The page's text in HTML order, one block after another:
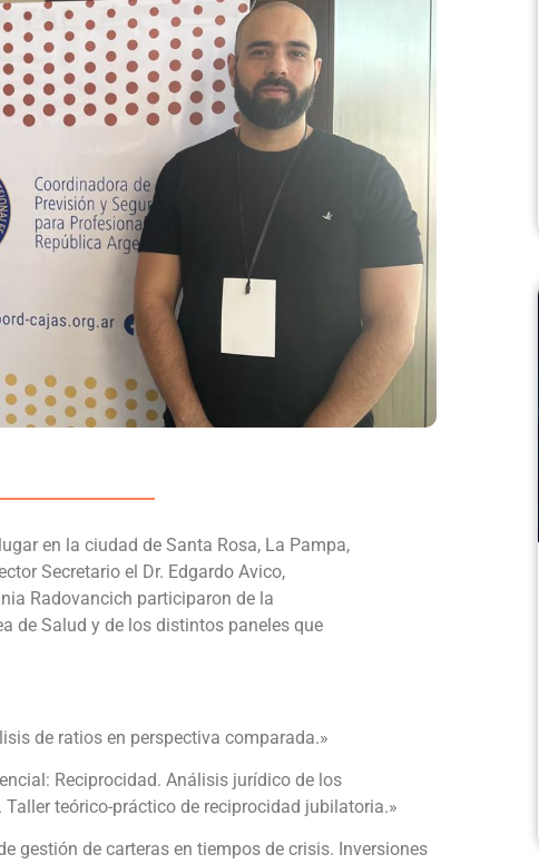
en la ciudad de Santa Rosa, La Pampa,
Secretario el Dr. Edgardo Avico,
Radovancich participaron de la
de Salud y de los distintos paneles que
de ratios en perspectiva comparada.»
Reciprocidad. Análisis jurídico de los
teórico-práctico de reciprocidad jubilatoria.»
gestión de carteras en tiempos de crisis. Inversiones